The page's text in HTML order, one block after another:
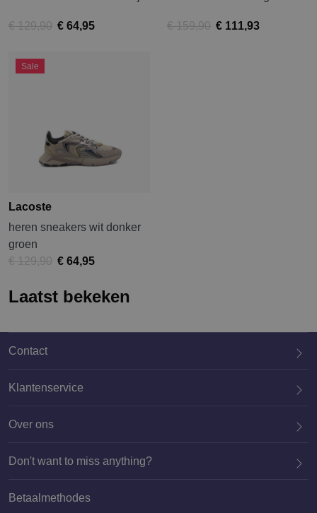
€ 129,90 € 64,95 € 159,90 € 111,93
Sale
Lacoste
heren sneakers wit donker
groen
€ 129,90 € 64,95
Laatst bekeken
Contact
020 659 3444
Klantenservice
Over ons
Don't want to miss anything?
Betaalmethodes